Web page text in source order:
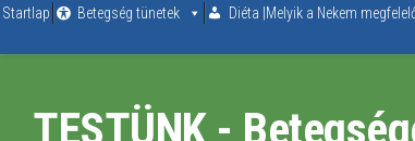
Skip to content
Startlap Betegség tünetek Diéta |Melyik a Nekem
TESTÜNK -